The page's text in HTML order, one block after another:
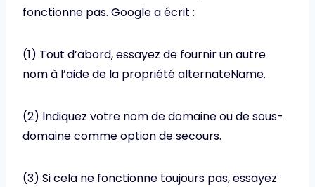
fonctionne pas. Google a écrit :
(1) Tout d’abord, essayez de fournir un autre
nom à l’aide de la propriété alternateName.
(2) Indiquez votre nom de domaine ou de sous-
domaine comme option de secours.
(3) Si cela ne fonctionne toujours pas, essayez